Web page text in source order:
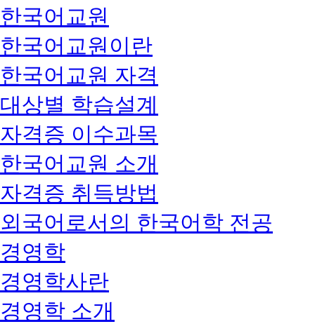
한국어교원
한국어교원이란
한국어교원 자격
대상별 학습설계
자격증 이수과목
한국어교원 소개
자격증 취득방법
외국어로서의 한국어학 전공
경영학
경영학사란
경영학 소개